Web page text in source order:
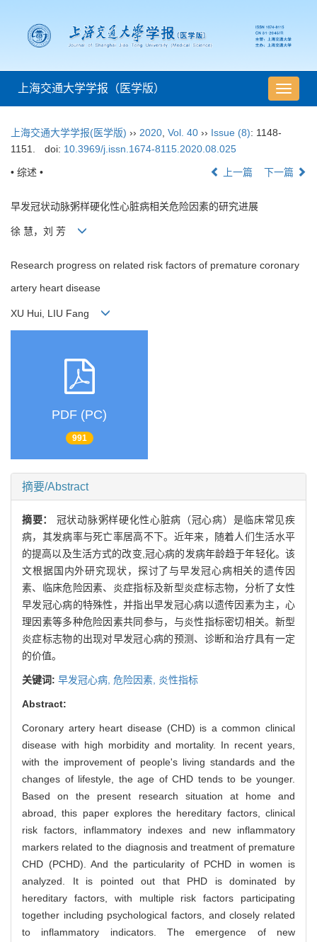
导
航
上海交通大学学报（医学版）
上海交通大学学报(医学版) ›› 2020 Vol. 40 ›› Issue (8): 1148-
1151.
doi: 10.3969/j.issn.1674-8115.2020.08.025
• 综述 • 上一篇 下一篇
早发冠状动脉粥样硬化性心脏病相关危险因素的研究进展
徐 慧，刘 芳
Research progress on related risk factors of premature coronary
artery heart disease
XU Hui, LIU Fang
PDF (PC)
991
摘要/Abstract
摘要： 冠状动脉粥样硬化性心脏病（冠心病）是临床常见疾
病，其发病率与死亡率居高不下。近年来，随着人们生活水平
的提高以及生活方式的改变,冠心病的发病年龄趋于年轻化。该
文根据国内外研究现状，探讨了与早发冠心病相关的遗传因
素、临床危险因素、炎症指标及新型炎症标志物，分析了女性
早发冠心病的特殊性，并指出早发冠心病以遗传因素为主，心
理因素等多种危险因素共同参与，与炎性指标密切相关。新型
炎症标志物的出现对早发冠心病的预测、诊断和治疗具有一定
的价值。
关键词: 早发冠心病, 危险因素, 炎性指标
Abstract:
Coronary artery heart disease (CHD) is a common clinical
disease with high morbidity and mortality. In recent years,
with the improvement of people's living standards and the
changes of lifestyle, the age of CHD tends to be younger.
Based on the present research situation at home and
abroad, this paper explores the hereditary factors, clinical
risk factors, inflammatory indexes and new inflammatory
markers related to the diagnosis and treatment of premature
CHD (PCHD). And the particularity of PCHD in women is
analyzed. It is pointed out that PHD is dominated by
hereditary factors, with multiple risk factors participating
together including psychological factors, and closely related
to inflammatory indicators. The emergence of new